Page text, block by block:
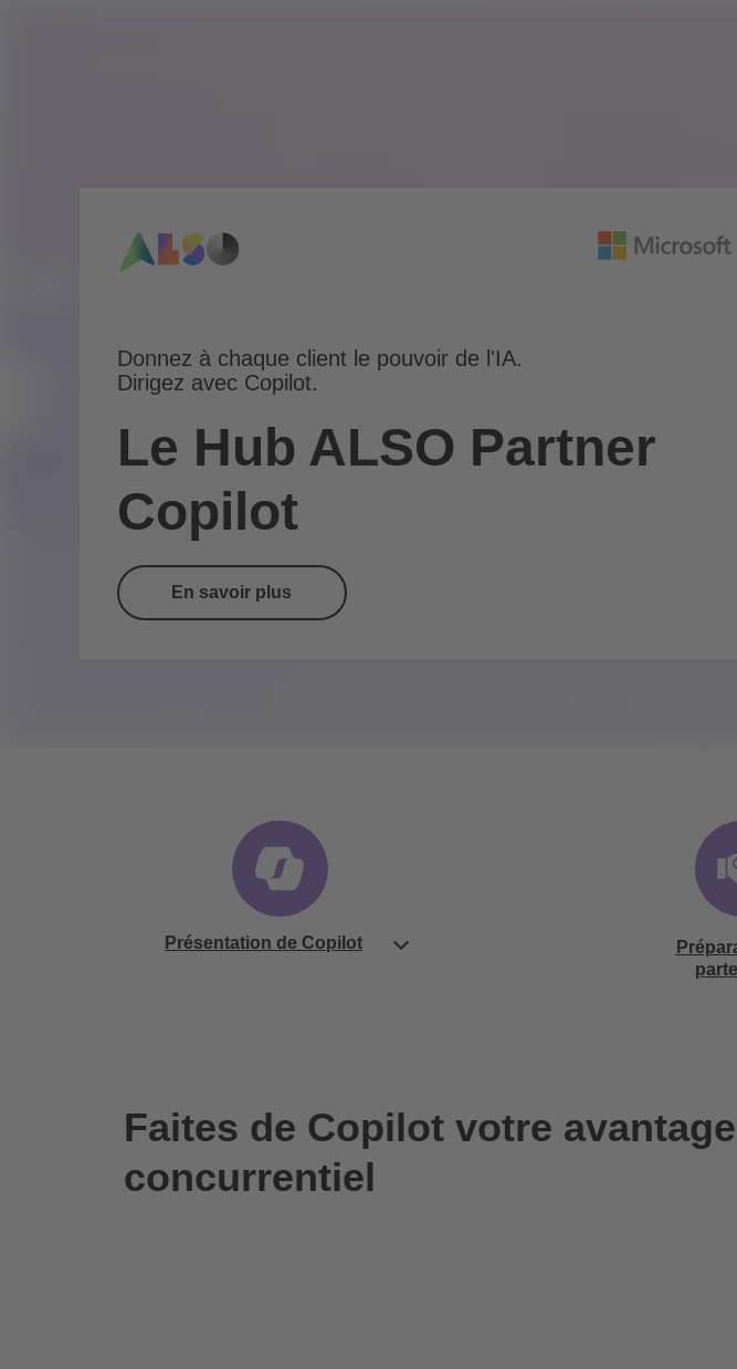
Le Hub ALSO Partner
Copilot
Donnez à chaque client le pouvoir de l'IA.
Dirigez avec Copilot.
En savoir plus
Présentation de Copilot
Faites de Copilot votre avantage
concurrentiel